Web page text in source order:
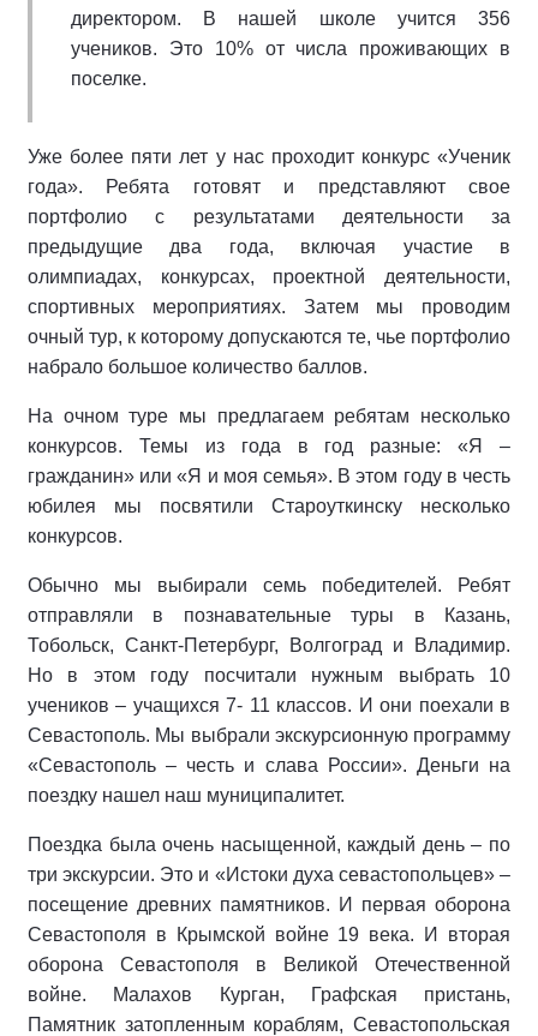
директором. В нашей школе учится 356
учеников. Это 10% от числа проживающих в
поселке.
Уже более пяти лет у нас проходит конкурс «Ученик
года». Ребята готовят и представляют свое
портфолио с результатами деятельности за
предыдущие два года, включая участие в
олимпиадах, конкурсах, проектной деятельности,
спортивных мероприятиях. Затем мы проводим
очный тур, к которому допускаются те, чье портфолио
набрало большое количество баллов.
На очном туре мы предлагаем ребятам несколько
конкурсов. Темы из года в год разные: «Я –
гражданин» или «Я и моя семья». В этом году в честь
юбилея мы посвятили Староуткинску несколько
конкурсов.
Обычно мы выбирали семь победителей. Ребят
отправляли в познавательные туры в Казань,
Тобольск, Санкт-Петербург, Волгоград и Владимир.
Но в этом году посчитали нужным выбрать 10
учеников – учащихся 7- 11 классов. И они поехали в
Севастополь. Мы выбрали экскурсионную программу
«Севастополь – честь и слава России». Деньги на
поездку нашел наш муниципалитет.
Поездка была очень насыщенной, каждый день – по
три экскурсии. Это и «Истоки духа севастопольцев» –
посещение древних памятников. И первая оборона
Севастополя в Крымской войне 19 века. И вторая
оборона Севастополя в Великой Отечественной
войне. Малахов Курган, Графская пристань,
Памятник затопленным кораблям, Севастопольская